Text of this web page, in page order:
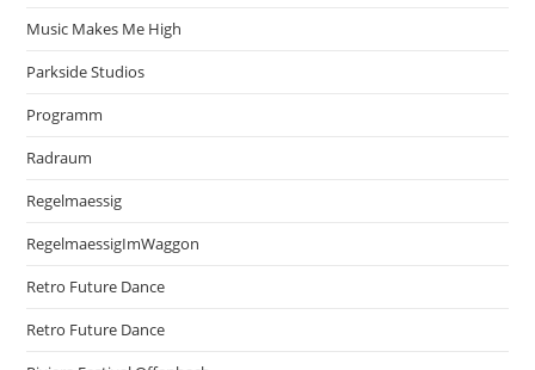
Music Makes Me High
Parkside Studios
Programm
Radraum
Regelmaessig
RegelmaessigImWaggon
Retro Future Dance
Retro Future Dance